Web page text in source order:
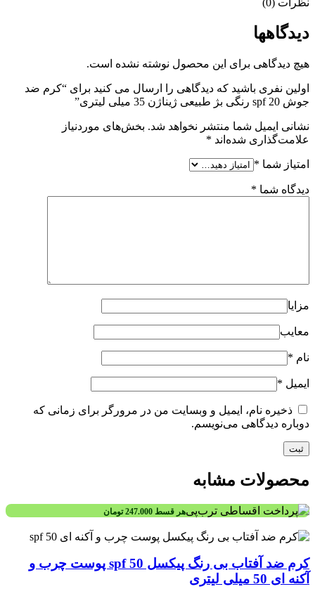
دیدگاهها
هیچ دیدگاهی برای این محصول نوشته نشده است.
اولین نفری باشید که دیدگاهی را ارسال می کنید برای “کرم ضد
جوش spf 20 رنگی بژ طبیعی ژیناژن 35 میلی لیتری”
نشانی ایمیل شما منتشر نخواهد شد. بخش‌های موردنیاز
علامت‌گذاری شده‌اند *
امتیاز شما *
دیدگاه شما *
مزایا
معایب
نام *
ایمیل *
ذخیره نام، ایمیل و وبسایت من در مرورگر برای زمانی که
دوباره دیدگاهی می‌نویسم.
محصولات مشابه
هر قسط 247.000 تومان
کرم ضد آفتاب بی رنگ پیکسل spf 50 پوست چرب و
آکنه ای 50 میلی لیتری